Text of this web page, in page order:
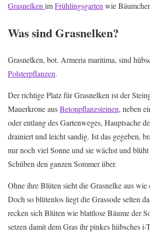
Grasnelken imFrühlingsgarten wie
Was sind Grasnelken?
Grasnelken, bot. Armeria maritima, sind
Polsterpflanzen.
Der richtige Platz für Grasnelken ist der
Mauerkrone ausBetonpflanzsteinen, neben
oder entlang des Gartenweges, Hauptsache
drainiert und leicht sandig. Ist das gegeben,
nur noch viel Sonne und sie wächst und
Schüben den ganzen Sommer über.
Ohne ihre Blüten sieht die Grasnelke aus wie
Doch so blütenlos liegt die Grassode selten
recken sich Blüten wie blattlose Bäume der
setzen damit dem Gras ihr pinkes hübsches i-